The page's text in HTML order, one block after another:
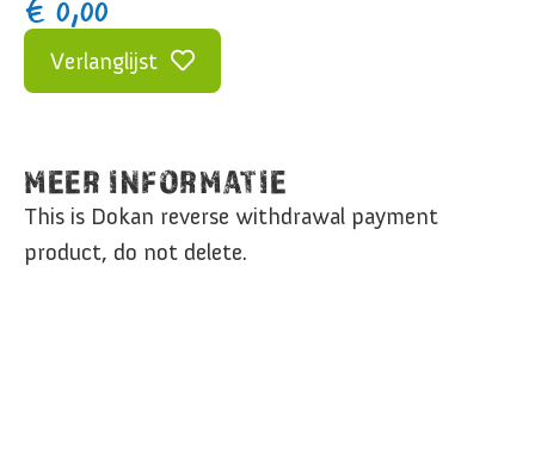
Verlanglijst
MEER INFORMATIE
This is Dokan reverse withdrawal payment
product, do not delete.